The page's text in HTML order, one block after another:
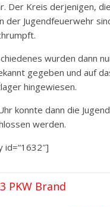
Der Kreis derjenigen,
der Jugendfeuerwehr
wurden dann
gegeben und auf
hingewiesen.
konnte dann die
werden.
id=“1632″]
PKW Brand